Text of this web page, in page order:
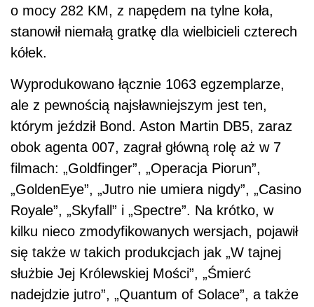
o mocy 282 KM, z napędem na tylne koła,
stanowił niemałą gratkę dla wielbicieli czterech
kółek.
Wyprodukowano łącznie 1063 egzemplarze,
ale z pewnością najsławniejszym jest ten,
którym jeździł Bond. Aston Martin DB5, zaraz
obok agenta 007, zagrał główną rolę aż w 7
filmach: „Goldfinger”, „Operacja Piorun”,
„GoldenEye”, „Jutro nie umiera nigdy”, „Casino
Royale”, „Skyfall” i „Spectre”. Na krótko, w
kilku nieco zmodyfikowanych wersjach, pojawił
się także w takich produkcjach jak „W tajnej
służbie Jej Królewskiej Mości”, „Śmierć
nadejdzie jutro”, „Quantum of Solace”, a także